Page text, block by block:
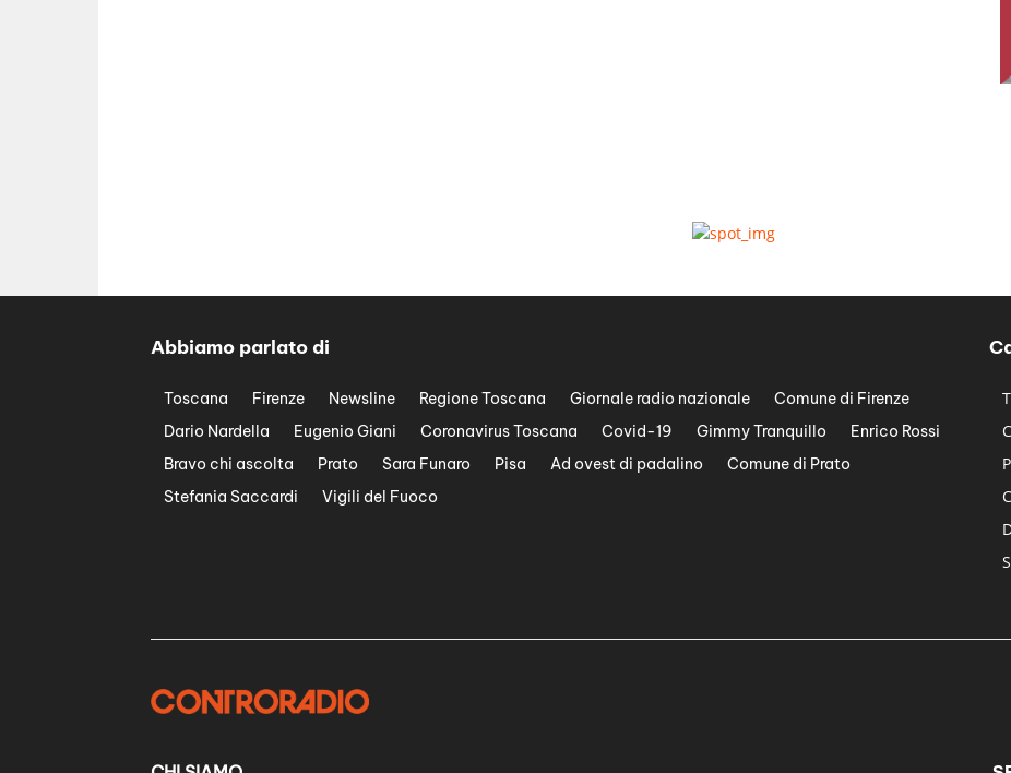
Abbiamo parlato di
Toscana Firenze Newsline Regione Toscana Giornale radio nazionale
Comune di Firenze
Dario Nardella
Eugenio Giani Coronavirus Toscana Covid-19 Gimmy Tranquillo
Enrico Rossi
Bravo chi ascolta
Prato Sara Funaro Pisa Ad ovest di padalino
Comune di Prato
Stefania Saccardi
Vigili del Fuoco